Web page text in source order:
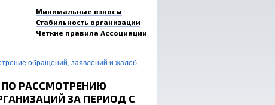
Минимальные взносы
Стабильность организации
Четкие правила Ассоциации
обращений, заявлений и жалоб
ПО РАССМОТРЕНИЮ
ЗА ПЕРИОД С